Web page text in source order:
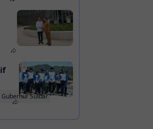
Gubernur Sulbar